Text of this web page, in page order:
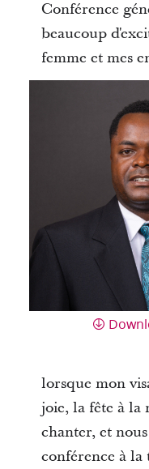
Conférence
beaucoup
femme et mes
lorsque mon
joie, la fête à la
chanter, et
conférence à la